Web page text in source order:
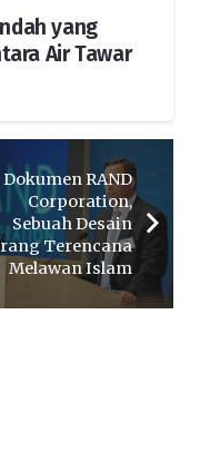
yang
Air Tawar
Dokumen RAND
Corporation,
Sebuah Desain
Terencana
Melawan Islam